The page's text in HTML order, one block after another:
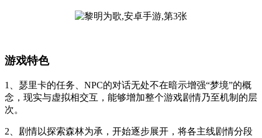
游戏特色
1、瑟里卡的任务、NPC的对话无处不在暗示增强“梦境”的概
念，现实与虚拟相交互，能够增加整个游戏剧情乃至机制的层
次。
2、剧情以探索森林为承，开始逐步展开，将各主线剧情分段